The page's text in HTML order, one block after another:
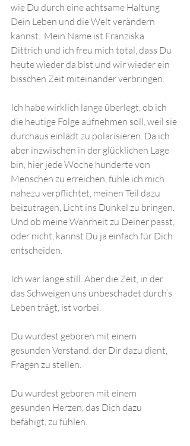
wie Du durch eine achtsame Haltung
Dein Leben und die Welt verändern
kannst.  Mein Name ist Franziska
Dittrich und ich freu mich total, dass Du
heute wieder da bist und wir wieder ein
bisschen Zeit miteinander verbringen.
Ich habe wirklich lange überlegt, ob ich
die heutige Folge aufnehmen soll, weil sie
durchaus einlädt zu polarisieren. Da ich
aber inzwischen in der glücklichen Lage
bin, hier jede Woche hunderte von
Menschen zu erreichen, fühle ich mich
nahezu verpflichtet, meinen Teil dazu
beizutragen, Licht ins Dunkel zu bringen.
Und ob meine Wahrheit zu Deiner passt,
oder nicht, kannst Du ja einfach für Dich
entscheiden.
Ich war lange still. Aber die Zeit, in der
das Schweigen uns unbeschadet durch’s
Leben trägt, ist vorbei.
Du wurdest geboren mit einem
gesunden Verstand, der Dir dazu dient,
Fragen zu stellen.
Du wurdest geboren mit einem
gesunden Herzen, das Dich dazu
befähigt, zu fühlen.